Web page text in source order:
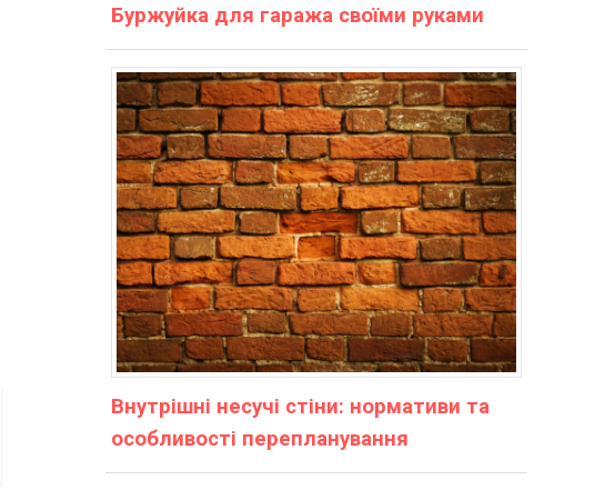
Буржуйка для гаража своїми руками
Внутрішні несучі стіни: нормативи та
особливості перепланування